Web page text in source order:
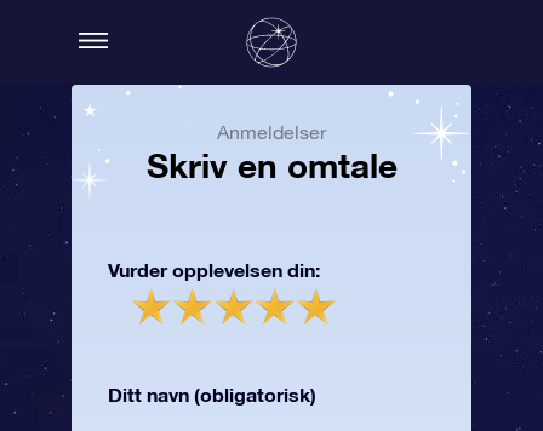
Anmeldelser
Skriv en omtale
Vurder opplevelsen din:
Ditt navn (obligatorisk)